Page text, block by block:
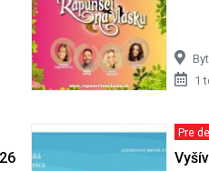
1
| AUGUSTOVÝ
Pre